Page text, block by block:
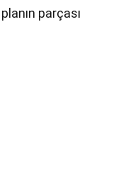
parçası